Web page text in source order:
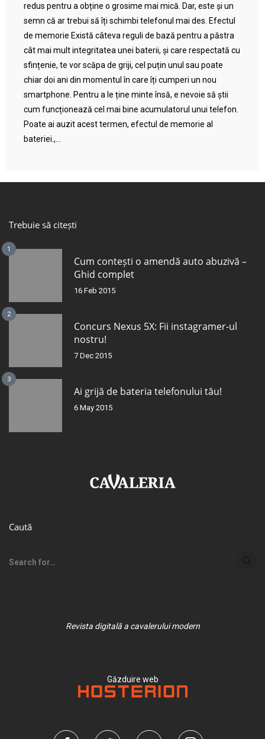
redus pentru a obține o grosime mai mică. Dar, este și un
semn că ar trebui să îți schimbi telefonul mai des. Efectul
de memorie Există câteva reguli de bază pentru a păstra
cât mai mult integritatea unei baterii, și care respectată cu
sfințenie, te vor scăpa de griji, cel puțin unul sau poate
chiar doi ani din momentul în care îți cumperi un nou
smartphone. Pentru a le ține minte însă, e nevoie să știi
cum funcționează cel mai bine acumulatorul unui telefon.
Poate ai auzit acest termen, efectul de memorie al
bateriei.,...
Trebuie să citești
1
Cum contești o amendă auto abuzivă –
Ghid complet
16 Feb 2015
2
Concurs Nexus 5X: Fii instagramer-ul
nostru!
7 Dec 2015
3
Ai grijă de bateria telefonului tău!
6 May 2015
Caută
Revista digitală a cavalerului modern
Găzduire web